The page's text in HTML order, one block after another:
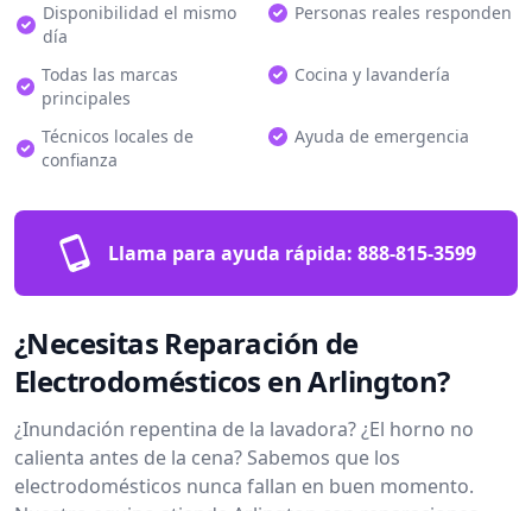
Disponibilidad el mismo
día
Personas reales responden
Todas las marcas
principales
Cocina y lavandería
Técnicos locales de
confianza
Ayuda de emergencia
Llama para ayuda rápida: 888-815-3599
¿Necesitas Reparación de
Electrodomésticos en Arlington?
¿Inundación repentina de la lavadora? ¿El horno no
calienta antes de la cena? Sabemos que los
electrodomésticos nunca fallan en buen momento.